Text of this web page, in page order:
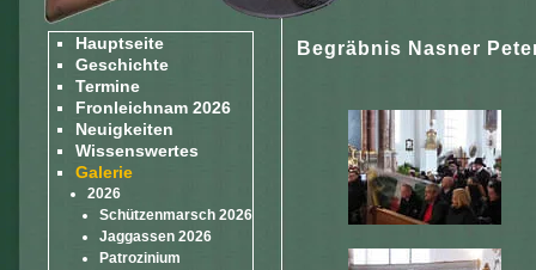
Hauptseite
Geschichte
Termine
Fronleichnam 2026
Neuigkeiten
Wissenswertes
Galerie
2026
Schützenmarsch 2026
Jaggassen 2026
Patrozinium
Begräbnis Nasner